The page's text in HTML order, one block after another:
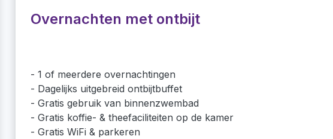
Overnachten met ontbijt
1 of meerdere overnachtingen
Dagelijks uitgebreid ontbijtbuffet
Gratis gebruik van binnenzwembad
Gratis koffie- & theefaciliteiten op de kamer
Gratis WiFi & parkeren